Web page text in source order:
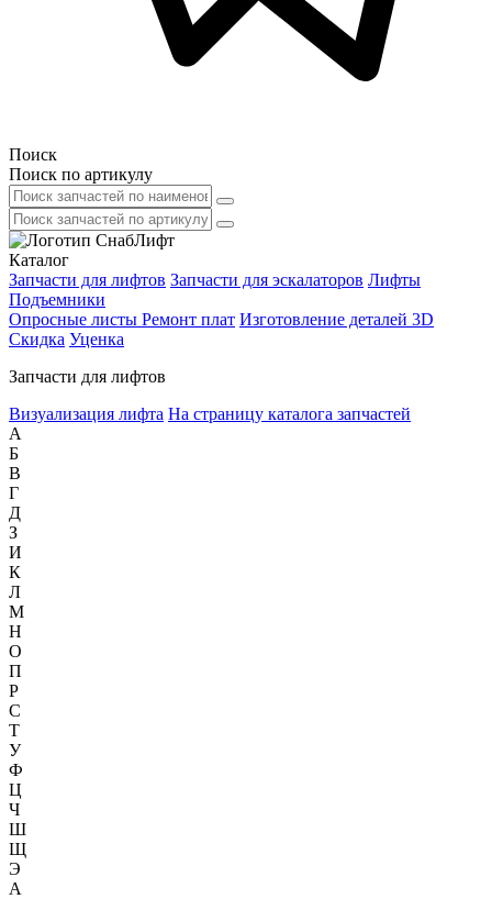
Поиск
Поиск по артикулу
Каталог
Запчасти для лифтов Запчасти для эскалаторов Лифты
Подъемники
Опросные листы Ремонт плат Изготовление деталей 3D
Скидка Уценка
Запчасти для лифтов
Визуализация лифта На страницу каталога запчастей
А
Б
В
Г
Д
З
И
К
Л
М
Н
О
П
Р
С
Т
У
Ф
Ц
Ч
Ш
Щ
Э
А